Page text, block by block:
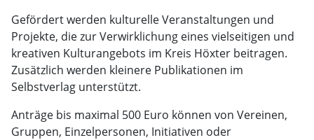
Gefördert werden kulturelle Veranstaltungen und
Projekte, die zur Verwirklichung eines vielseitigen und
kreativen Kulturangebots im Kreis Höxter beitragen.
Zusätzlich werden kleinere Publikationen im
Selbstverlag unterstützt.
Anträge bis maximal 500 Euro können von Vereinen,
Gruppen, Einzelpersonen, Initiativen oder